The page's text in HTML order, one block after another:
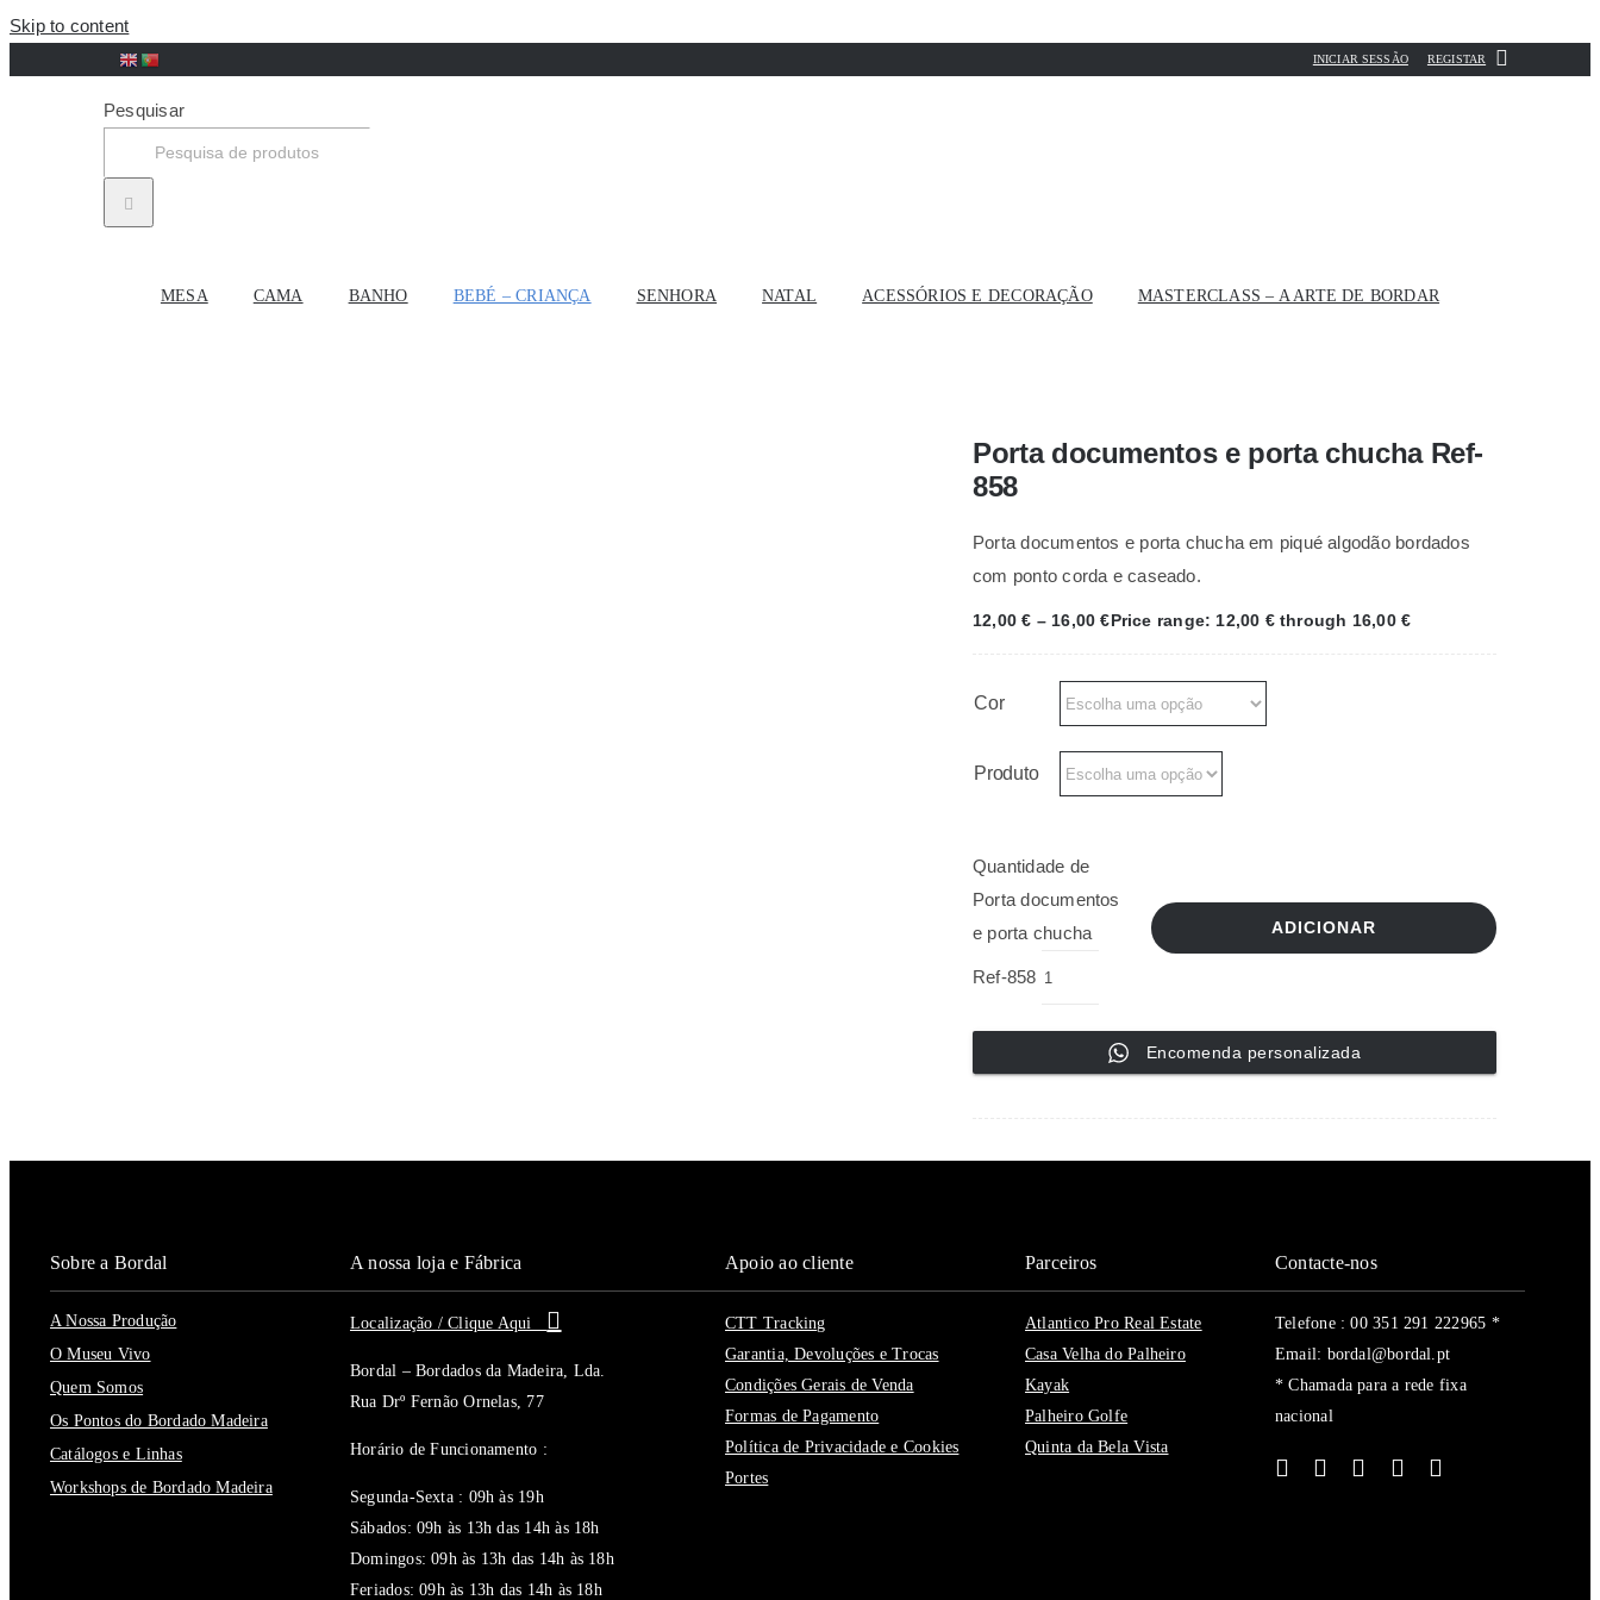
Skip to content
INICIAR SESSÃO REGISTAR
Pesquisar
MESA CAMA BANHO BEBÉ – CRIANÇA SENHORA NATAL ACESSÓRIOS E DECORAÇÃO MASTERCLASS – A ARTE DE BORDAR
Porta documentos e porta chucha Ref-
858
Porta documentos e porta chucha em piqué algodão bordados
com ponto corda e caseado.
12,00€ – 16,00€Price range: 12,00 € through 16,00 €
Cor
Produto
Quantidade de
Porta documentos
e porta chucha
Ref-858
ADICIONAR
Encomenda personalizada
Sobre a Bordal
A Nossa Produção
O Museu Vivo
Quem Somos
Os Pontos do Bordado Madeira
Catálogos e Linhas
Workshops de Bordado Madeira
A nossa loja e Fábrica
Localização / Clique Aqui
Bordal – Bordados da Madeira, Lda.
Rua Drº Fernão Ornelas, 77
Horário de Funcionamento :
Segunda-Sexta : 09h às 19h
Sábados: 09h às 13h das 14h às 18h
Domingos: 09h às 13h das 14h às 18h
Feriados: 09h às 13h das 14h às 18h
Apoio ao cliente
CTT Tracking
Garantia, Devoluções e Trocas
Condições Gerais de Venda
Formas de Pagamento
Política de Privacidade e Cookies
Portes
Parceiros
Atlantico Pro Real Estate
Casa Velha do Palheiro
Kayak
Palheiro Golfe
Quinta da Bela Vista
Contacte-nos
Telefone : 00 351 291 222965 *
Email: bordal@bordal.pt
* Chamada para a rede fixa
nacional